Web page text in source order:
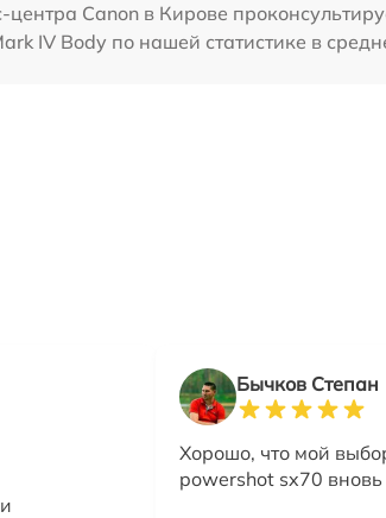
Canon в Кирове
IV Body по нашей статистике в
Бычков Степан
Хорошо, что мой
powershot sx70 вновь